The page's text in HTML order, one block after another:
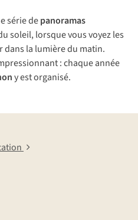
série depanoramas
soleil, lorsque vous voyez les
dans la lumière du matin.
: chaque année
y est organisé.